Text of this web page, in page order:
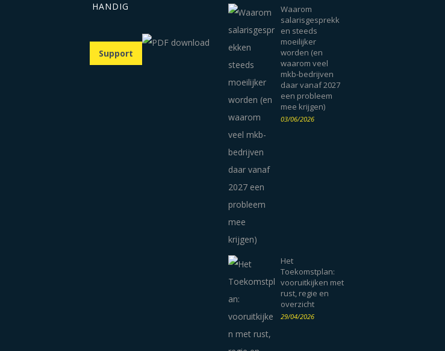
HANDIG
Support
Waarom
salarisgesprekk
en steeds
moeilijker
worden (en
waarom veel
mkb-bedrijven
daar vanaf 2027
een probleem
mee krijgen)
03/06/2026
Het
Toekomstplan:
vooruitkijken met
rust, regie en
overzicht
29/04/2026